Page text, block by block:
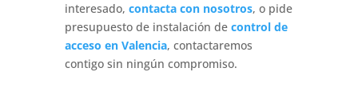
interesado, contacta con nosotros, o pide
presupuesto de instalación de control de
acceso en Valencia, contactaremos
contigo sin ningún compromiso.